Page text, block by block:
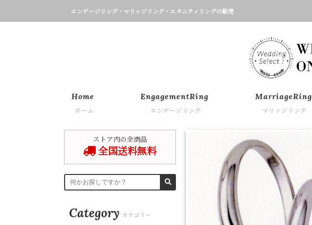
エンゲージリング・マリッジリング・エタニティリングの販売
Home
ホーム
EngagementRing
エンゲージリング
MarriageRing
マリッジリング
ストア内の全商品
全国送料無料
Category カテゴリー